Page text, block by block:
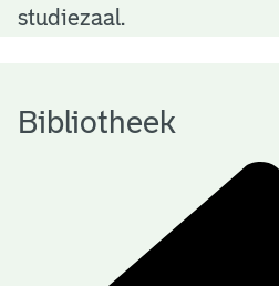
o
h
studiezaal.
Bibliotheek